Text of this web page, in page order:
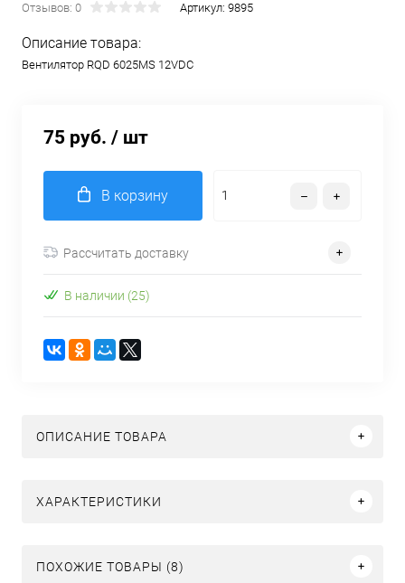
Отзывов: 0 Артикул: 9895
Описание товара:
Вентилятор RQD 6025MS 12VDC
75 руб. / шт
В корзину
Рассчитать доставку
В наличии (25)
ОПИСАНИЕ ТОВАРА
ХАРАКТЕРИСТИКИ
ПОХОЖИЕ ТОВАРЫ (8)